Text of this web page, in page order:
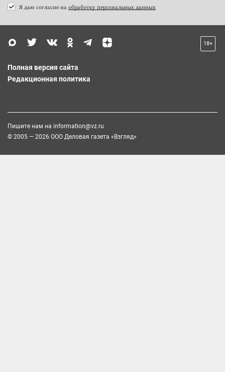
Я даю согласие на обработку персональных данных
18+
Полная версия сайта
Редакционная политика
Пишите нам на information@vz.ru
© 2005 — 2026 ООО Деловая газета «Взгляд»